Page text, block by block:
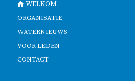
WELKOM
ORGANISATIE
WATERNIEUWS
VOOR LEDEN
CONTACT